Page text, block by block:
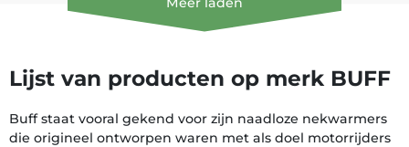
Lijst van producten op merk BUFF
Buff staat vooral gekend voor zijn naadloze nekwarmers
die origineel ontworpen waren met als doel motorrijders